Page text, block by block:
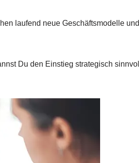
laufend neue Geschäftsmodelle und
Du den Einstieg strategisch sinnvoll